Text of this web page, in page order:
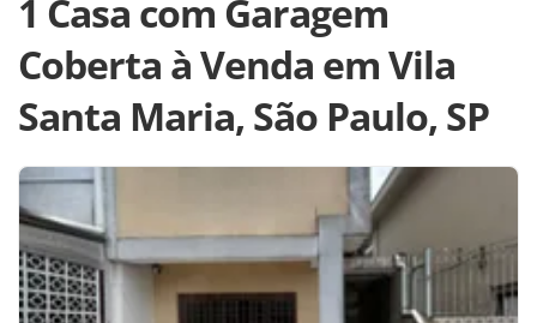
1 Casa com Garagem
Coberta à Venda em Vila
Santa Maria, São Paulo, SP